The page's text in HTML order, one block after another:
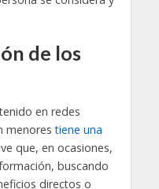
de los
en redes
menorestiene una
que, en ocasiones,
buscando
directos o